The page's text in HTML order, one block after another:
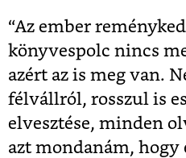
“Az ember
könyvespolc nincs
azért az is meg van.
félvállról, rosszul is
elvesztése, minden
azt mondanám, hogy